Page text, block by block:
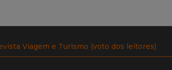
Viagem e Turismo (voto dos leitores)